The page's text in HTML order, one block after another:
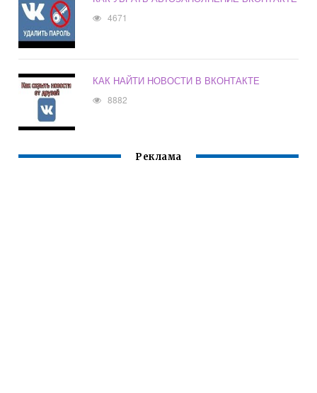
4671
КАК НАЙТИ НОВОСТИ В ВКОНТАКТЕ
8882
Реклама